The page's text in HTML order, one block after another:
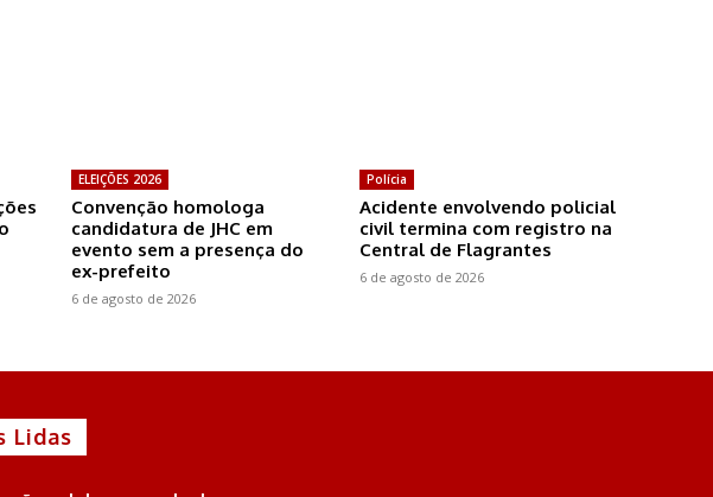
ELEIÇÕES 2026
Convenção homologa
candidatura de JHC em
evento sem a presença do
ex-prefeito
6 de agosto de 2026
Polícia
Acidente envolvendo policial
civil termina com registro na
Central de Flagrantes
6 de agosto de 2026
Lidas